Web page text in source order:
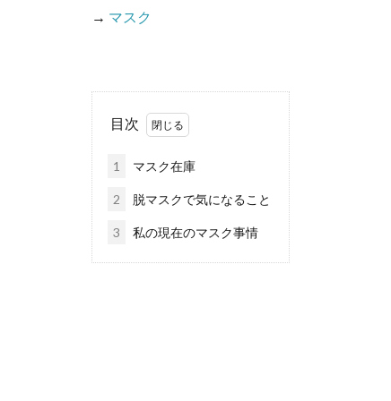
→ マスク
目次
1 マスク在庫
2 脱マスクで気になること
3 私の現在のマスク事情